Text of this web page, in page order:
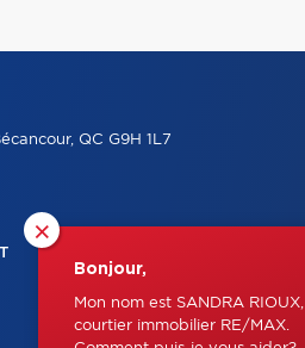
×
Bonjour,
Mon nom est SANDRA RIOUX,
courtier immobilier RE/MAX.
QC G9H 1L7